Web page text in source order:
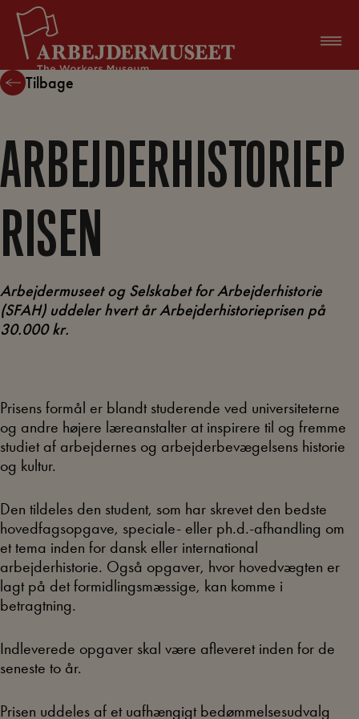
Hop
indholdet
Tilbage
ARBEJDERHISTORIEP
RISEN
Arbejdermuseet og Selskabet for Arbejderhistorie
(SFAH) uddeler hvert år Arbejderhistorieprisen på
30.000 kr.
Prisens formål er blandt studerende ved universiteterne
og andre højere læreanstalter at inspirere til og fremme
studiet af arbejdernes og arbejderbevægelsens historie
og kultur.
Den tildeles den student, som har skrevet den bedste
hovedfagsopgave, speciale- eller ph.d.-afhandling om
et tema inden for dansk eller international
arbejderhistorie. Også opgaver, hvor hovedvægten er
lagt på det formidlingsmæssige, kan komme i
betragtning.
Indleverede opgaver skal være afleveret inden for de
seneste to år.
Prisen uddeles af et uafhængigt bedømmelsesudvalg